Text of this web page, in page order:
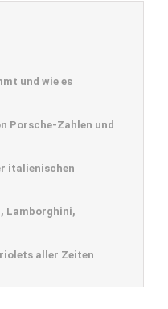
und wie es
Porsche-Zahlen und
italienischen
Lamborghini,
aller Zeiten